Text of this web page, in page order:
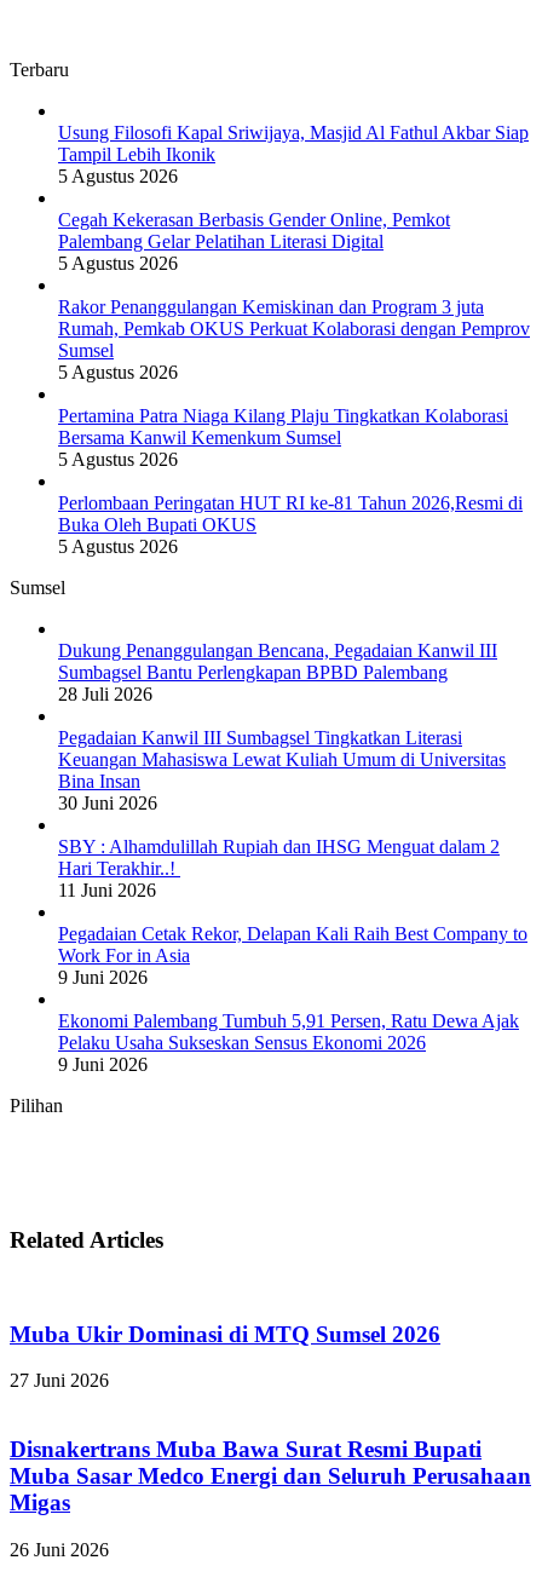
Terbaru
Usung Filosofi Kapal Sriwijaya, Masjid Al Fathul Akbar Siap
Tampil Lebih Ikonik
5 Agustus 2026
Cegah Kekerasan Berbasis Gender Online, Pemkot
Palembang Gelar Pelatihan Literasi Digital
5 Agustus 2026
Rakor Penanggulangan Kemiskinan dan Program 3 juta
Rumah, Pemkab OKUS Perkuat Kolaborasi dengan Pemprov
Sumsel
5 Agustus 2026
Pertamina Patra Niaga Kilang Plaju Tingkatkan Kolaborasi
Bersama Kanwil Kemenkum Sumsel
5 Agustus 2026
Perlombaan Peringatan HUT RI ke-81 Tahun 2026,Resmi di
Buka Oleh Bupati OKUS
5 Agustus 2026
Sumsel
Dukung Penanggulangan Bencana, Pegadaian Kanwil III
Sumbagsel Bantu Perlengkapan BPBD Palembang
28 Juli 2026
Pegadaian Kanwil III Sumbagsel Tingkatkan Literasi
Keuangan Mahasiswa Lewat Kuliah Umum di Universitas
Bina Insan
30 Juni 2026
SBY : Alhamdulillah Rupiah dan IHSG Menguat dalam 2
Hari Terakhir..!
11 Juni 2026
Pegadaian Cetak Rekor, Delapan Kali Raih Best Company to
Work For in Asia
9 Juni 2026
Ekonomi Palembang Tumbuh 5,91 Persen, Ratu Dewa Ajak
Pelaku Usaha Sukseskan Sensus Ekonomi 2026
9 Juni 2026
Pilihan
Related Articles
Muba Ukir Dominasi di MTQ Sumsel 2026
27 Juni 2026
Disnakertrans Muba Bawa Surat Resmi Bupati
Muba Sasar Medco Energi dan Seluruh Perusahaan
Migas
26 Juni 2026